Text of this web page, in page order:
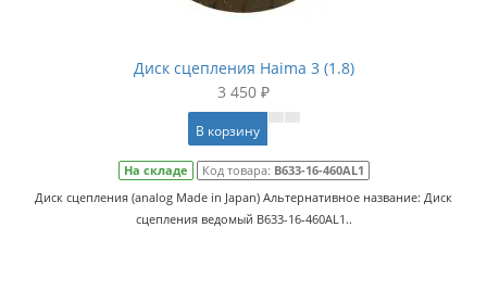
Диск сцепления Haima 3 (1.8)
3 450 ₽
В корзину
На складе Код товара: B633-16-460AL1
Диск сцепления (analog Made in Japan) Альтернативное название: Диск
сцепления ведомый B633-16-460AL1..